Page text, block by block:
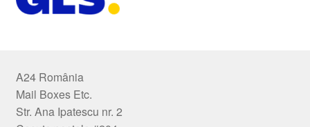
A24 România
Mail Boxes Etc.
Str. Ana Ipatescu nr. 2